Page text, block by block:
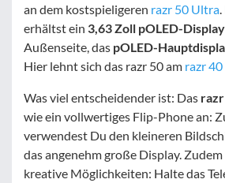
an dem kostspieligeren razr 50 Ultra
erhältst ein 3,63 Zoll pOLED-Display
Außenseite, das pOLED-
Hier lehnt sich das razr 50 am razr
Was viel entscheidender ist: Das
wie ein vollwertiges Flip-Phone an:
verwendest Du den kleineren
das angenehm große Display.
kreative Möglichkeiten: Halte das